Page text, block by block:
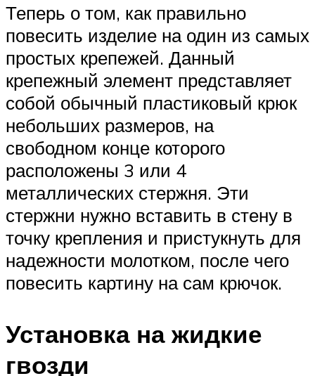
Теперь о том, как правильно
повесить изделие на один из самых
простых крепежей. Данный
крепежный элемент представляет
собой обычный пластиковый крюк
небольших размеров, на
свободном конце которого
расположены 3 или 4
металлических стержня. Эти
стержни нужно вставить в стену в
точку крепления и пристукнуть для
надежности молотком, после чего
повесить картину на сам крючок.
Установка на жидкие
гвозди